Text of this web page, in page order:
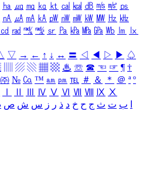
㏊ ㎍ ㎎ ㎏ ㏏ ㎈ ㎉ ㏈ ㎧ ㎨ ㎰
㎁ ㎂ ㎃ ㎄ ㎺ ㎻ ㎽ ㎾ ㎿ ㎐ ㎑
㏅ ㎭ ㎮ ㎯ ㏛ ㎩ ㎪ ㎫ ㎬ ㏝ ㏐
㏓
▽ → ← ↑ ↓ ↔ 〓 ◁ ◀ ▷ ▶ ♤
▨ ▧ ▦ ▩ ♨ ☏ ☎ ☜ ☞ ¶ †
㈜ № ㏇ ™ ㏂ ㏘ ℡ ＃ ＆ ＊ ＠ ª º
Ⅳ Ⅴ Ⅵ Ⅶ Ⅷ Ⅸ Ⅹ
ب ت ث ج ح خ د ذ ر ز س ش ص